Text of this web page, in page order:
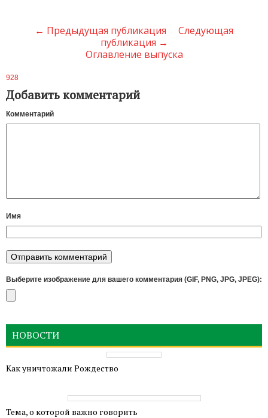
← Предыдущая публикация
Следующая
публикация →
Оглавление выпуска
928
Добавить комментарий
Комментарий
Имя
Выберите изображение для вашего комментария (GIF, PNG, JPG, JPEG):
НОВОСТИ
Как уничтожали Рождество
Тема, о которой важно говорить